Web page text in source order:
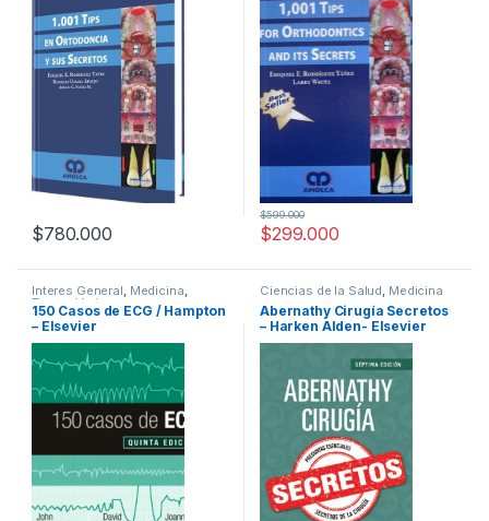
$780.000 $299.000
$599.000
Interes General, Medicina,
Temas Varios
150 Casos de ECG / Hampton
– Elsevier
Ciencias de la Salud, Medicina
Abernathy Cirugía Secretos
– Harken Alden- Elsevier